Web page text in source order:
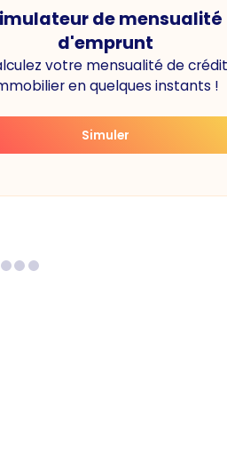
de mensualité
d'emprunt
votre mensualité de crédit
en quelques instants !
Simuler